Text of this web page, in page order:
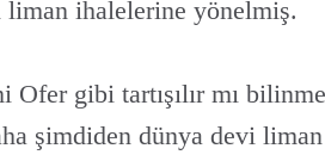
liman ihalelerine yönelmiş.
Ofer gibi tartışılır mı
şimdiden dünya devi